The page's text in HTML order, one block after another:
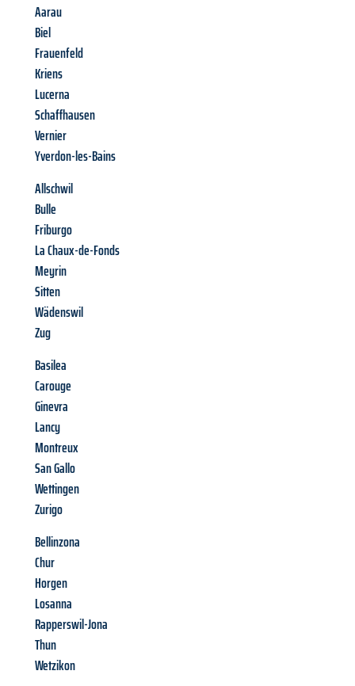
Aarau
Biel
Frauenfeld
Kriens
Lucerna
Schaffhausen
Vernier
Yverdon-les-Bains
Allschwil
Bulle
Friburgo
La Chaux-de-Fonds
Meyrin
Sitten
Wädenswil
Zug
Basilea
Carouge
Ginevra
Lancy
Montreux
San Gallo
Wettingen
Zurigo
Bellinzona
Chur
Horgen
Losanna
Rapperswil-Jona
Thun
Wetzikon